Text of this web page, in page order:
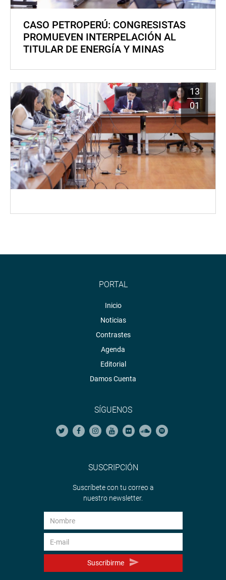
CASO PETROPERÚ: CONGRESISTAS
PROMUEVEN INTERPELACIÓN AL
TITULAR DE ENERGÍA Y MINAS
13
01
PORTAL
Inicio
Noticias
Contrastes
Agenda
Editorial
Damos Cuenta
SÍGUENOS
SUSCRIPCIÓN
Suscríbete con tu correo a
nuestro newsletter.
Suscribirme